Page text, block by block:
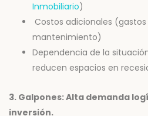
Inmobiliario)
Costos adicionales
mantenimiento)
Dependencia de la
reducen espacios en
3. Galpones: Alta demanda
inversión.